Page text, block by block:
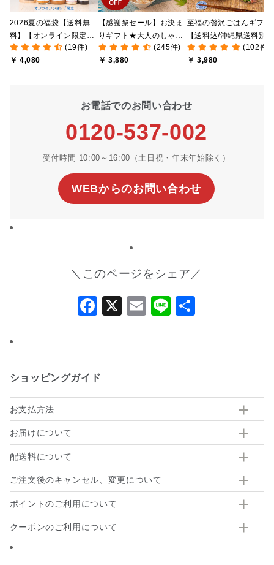
2026夏の福袋【送料無
料】【オンライン限定】
【ポイントキャンペーン
実施中】【のし・ラッピ
(19件)
￥ 4,080
【感謝祭セール】お決ま
りギフト★大人のしゃけ
しゃけめんたい入り【送
料込/沖縄県送料別途】
(245件)
￥ 3,880
至福の贅沢ごはんギフト
【送料込/沖縄県送料別
途】【化粧箱包装付/オン
ライン限定】
(102件)
￥ 3,980
お電話でのお問い合わせ
0120-537-002
受付時間 10:00～16:00（土日祝・年末年始除く）
WEBからのお問い合わせ
＼このページをシェア／
Facebook
X Email
Line
ショッピングガイド
お支払方法
お届けについて
配送料について
ご注文後のキャンセル、変更について
ポイントのご利用について
クーポンのご利用について